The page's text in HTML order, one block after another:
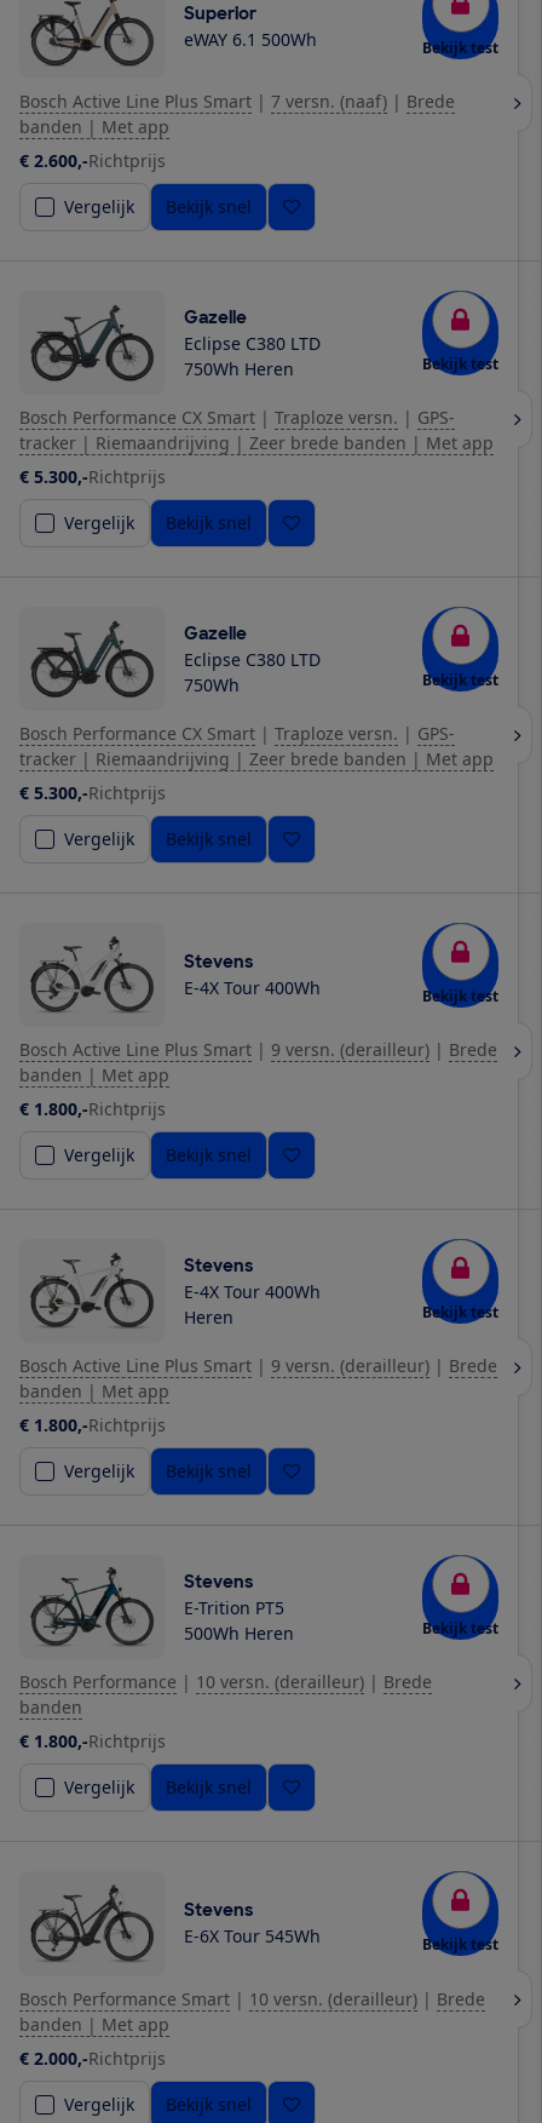
Superior
eWAY 6.1 500Wh Bekijk test
Bosch Active Line Plus Smart | 7 versn. (naaf) | Brede
banden | Met app
€ 2.600,-Richtprijs
Vergelijk
Bekijk snel
Gazelle
Eclipse C380 LTD
750Wh Heren
Bekijk test
Bosch Performance CX Smart | Traploze versn. | GPS-
tracker | Riemaandrijving | Zeer brede banden | Met app
€ 5.300,-Richtprijs
Vergelijk
Bekijk snel
Gazelle
Eclipse C380 LTD
750Wh
Bekijk test
Bosch Performance CX Smart | Traploze versn. | GPS-
tracker | Riemaandrijving | Zeer brede banden | Met app
€ 5.300,-Richtprijs
Vergelijk
Bekijk snel
Stevens
E-4X Tour 400Wh Bekijk test
Bosch Active Line Plus Smart | 9 versn. (derailleur) | Brede
banden | Met app
€ 1.800,-Richtprijs
Vergelijk
Bekijk snel
Stevens
E-4X Tour 400Wh
Heren
Bekijk test
Bosch Active Line Plus Smart | 9 versn. (derailleur) | Brede
banden | Met app
€ 1.800,-Richtprijs
Vergelijk
Bekijk snel
Stevens
E-Trition PT5
500Wh Heren
Bekijk test
Bosch Performance | 10 versn. (derailleur) | Brede
banden
€ 1.800,-Richtprijs
Vergelijk
Bekijk snel
Stevens
E-6X Tour 545Wh Bekijk test
Bosch Performance Smart | 10 versn. (derailleur) | Brede
banden | Met app
€ 2.000,-Richtprijs
Vergelijk
Bekijk snel